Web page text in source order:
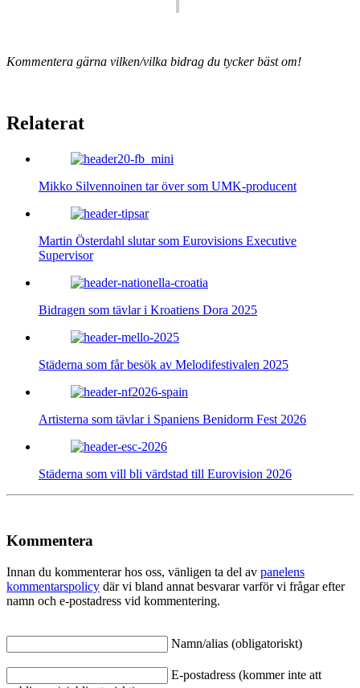
Kommentera gärna vilken/vilka bidrag du tycker bäst om!
Relaterat
Mikko Silvennoinen tar över som UMK-producent
Martin Österdahl slutar som Eurovisions Executive
Supervisor
Bidragen som tävlar i Kroatiens Dora 2025
Städerna som får besök av Melodifestivalen 2025
Artisterna som tävlar i Spaniens Benidorm Fest 2026
Städerna som vill bli värdstad till Eurovision 2026
Kommentera
Innan du kommenterar hos oss, vänligen ta del av panelens
kommentarspolicy där vi bland annat besvarar varför vi frågar efter
namn och e-postadress vid kommentering.
Namn/alias (obligatoriskt)
E-postadress (kommer inte att